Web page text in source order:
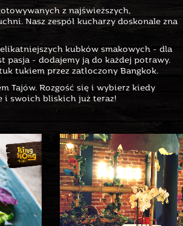
z najświeższych,
Nasz zespół kucharzy doskonale zna
kubków smakowych - dla
pasja - dodajemy ją do każdej potrawy.
tukiem przez zatłoczony Bangkok.
Tajów. Rozgość się i wybierz kiedy
i swoich bliskich już teraz!